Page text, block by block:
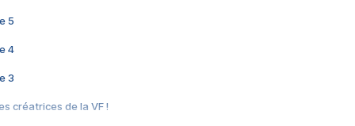
5
4
3
créatrices de la VF !